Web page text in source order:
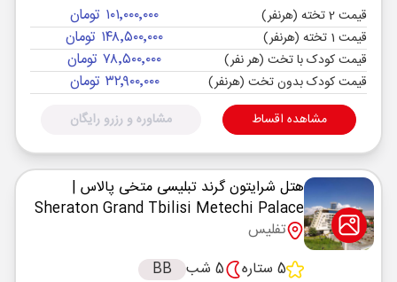
قیمت 2 تخته (هرنفر) ۱۰۱٬۰۰۰٬۰۰۰ تومان
قیمت 1 تخته (هرنفر) ۱۴۸٬۵۰۰٬۰۰۰ تومان
قیمت کودک با تخت (هر نفر) ۷۸٬۵۰۰٬۰۰۰ تومان
قیمت کودک بدون تخت (هرنفر) ۳۲٬۹۰۰٬۰۰۰ تومان
مشاهده اقساط مشاوره و رزرو رایگان
هتل شرایتون گرند تبلیسی متخی پالاس |
Sheraton Grand Tbilisi Metechi Palace
تفلیس
5 ستاره
5 شب BB